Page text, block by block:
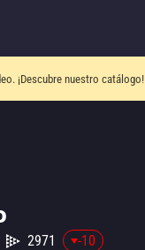
¡Descubre nuestro catálogo!
2971 -10